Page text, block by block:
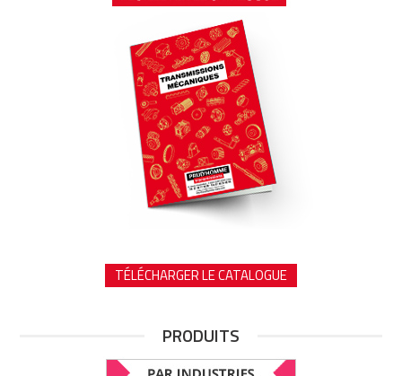
TÉLÉCHARGER LE CATALOGUE
PRODUITS